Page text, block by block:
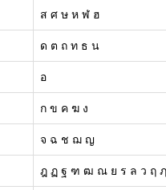
ส ศ ษ ห ฬ ฮ
ด ต ถ ท ธ น
อ
ก ข ค ฆ ง
จ ฉ ช ฌ ญ
ฎ ฏ ฐ ฑ ฒ ณ ย ร ล ว ฤ ฦ